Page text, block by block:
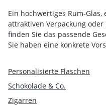
Ein hochwertiges Rum-
attraktiven Verpackung
finden Sie das passende
Sie haben eine konkrete
Personalisierte Flaschen
Schokolade & Co.
Zigarren